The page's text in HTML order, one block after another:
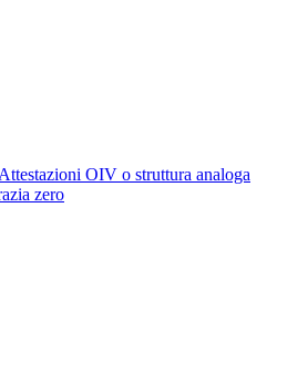
Attestazioni OIV o struttura analoga
zero